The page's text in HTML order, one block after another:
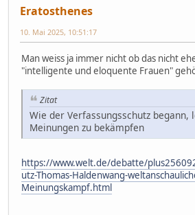
Eratosthenes
10. Mai 2025, 10:51:17
Man weiss ja immer nicht ob das nicht
"intelligente und eloquente Frauen"
Zitat
Wie der Verfassungsschutz begann,
Meinungen zu bekämpfen
https://www.welt.de/debatte/
utz-Thomas-Haldenwang-
Meinungskampf.html